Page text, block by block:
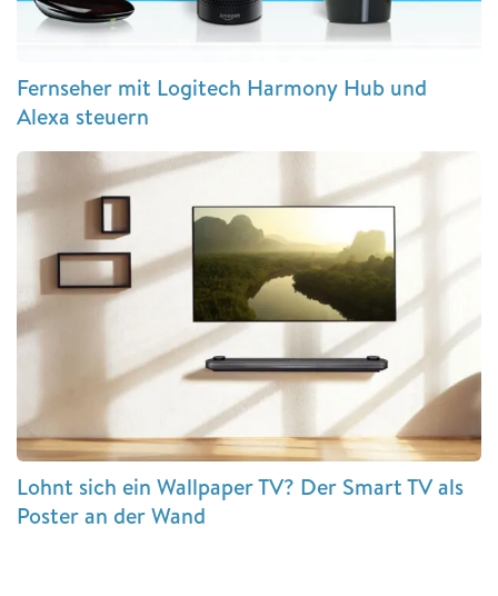
Fernseher mit Logitech Harmony Hub und
Alexa steuern
Lohnt sich ein Wallpaper TV? Der Smart TV als
Poster an der Wand